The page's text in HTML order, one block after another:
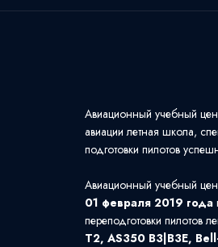
Авиационный учебный
авиации летная школа,
подготовки пилотов
Авиационный учебный
01 февраля 2019 года
переподготовки пилотов
T2, AS350 B3|B3E,